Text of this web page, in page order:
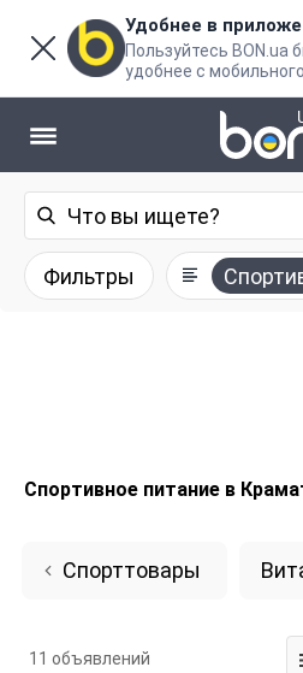
Удобнее в
Пользуйтесь BON.ua
удобнее с мобильного
Фильтры
Спортивное питание в
Спорттовары
11 объявлений